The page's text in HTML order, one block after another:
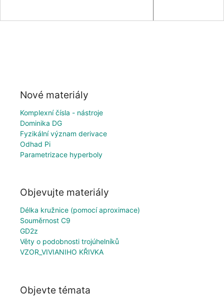
Nové materiály
Komplexní čísla - nástroje
Dominika DG
Fyzikální význam derivace
Odhad Pi
Parametrizace hyperboly
Objevujte materiály
Délka kružnice (pomocí aproximace)
Souměrnost C9
GD2z
Věty o podobnosti trojúhelníků
VZOR_VIVIANIHO KŘIVKA
Objevte témata